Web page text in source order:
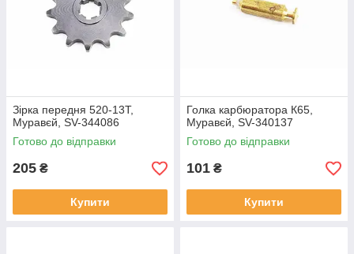
Зірка передня 520-13T,
Муравєй, SV-344086
Готово до відправки
205 ₴
Купити
Голка карбюратора К65,
Муравєй, SV-340137
Готово до відправки
101 ₴
Купити